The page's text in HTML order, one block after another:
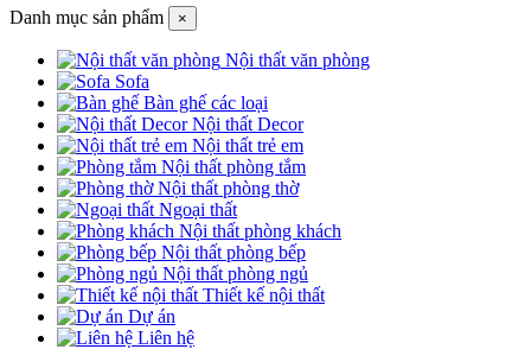
Danh mục sản phẩm ×
Nội thất văn phòng
Sofa
Bàn ghế các loại
Nội thất Decor
Nội thất trẻ em
Nội thất phòng tắm
Nội thất phòng thờ
Ngoại thất
Nội thất phòng khách
Nội thất phòng bếp
Nội thất phòng ngủ
Thiết kế nội thất
Dự án
Liên hệ